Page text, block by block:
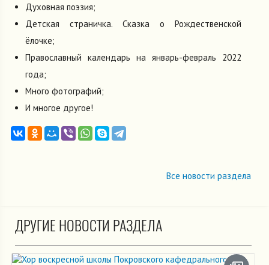
Духовная поэзия;
Детская страничка. Сказка о Рождественской
ёлочке;
Православный календарь на январь-февраль 2022
года;
Много фотографий;
И многое другое!
Все новости раздела
ДРУГИЕ НОВОСТИ РАЗДЕЛА